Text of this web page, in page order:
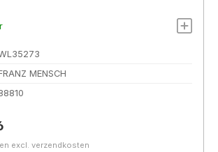
MENSCH
excl. verzendkosten